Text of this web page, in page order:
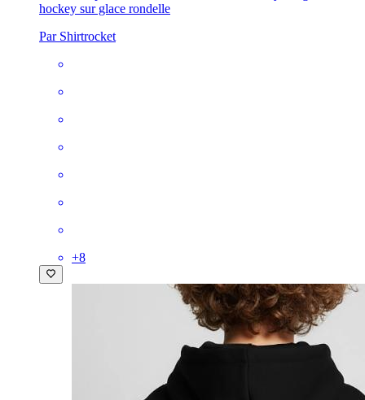
hockey sur glace rondelle
Par Shirtrocket
+8